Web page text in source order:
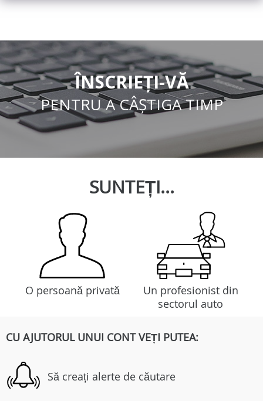
ÎNSCRIEȚI-VĂ
PENTRU A CÂȘTIGA TIMP
SUNTEȚI...
O persoană privată
Un profesionist din
sectorul auto
CU AJUTORUL UNUI CONT VEȚI PUTEA:
Să creați alerte de căutare